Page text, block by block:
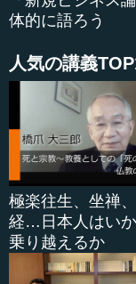
体的に語ろう
人気の講義
極楽往生、坐禅
経…日本人はい
乗り越えるか